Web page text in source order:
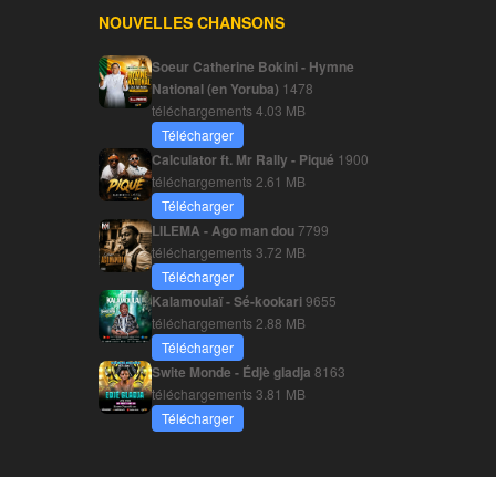
NOUVELLES CHANSONS
Soeur Catherine Bokini - Hymne
National (en Yoruba) 1478
téléchargements4.03 MB
Télécharger
Calculator ft. Mr Rally - Piqué 1900
téléchargements 2.61 MB
Télécharger
LILEMA - Ago man dou7799
téléchargements3.72 MB
Télécharger
Kalamoulaï - Sé-kookari9655
téléchargements 2.88 MB
Télécharger
Swite Monde - Édjè gladja 8163
téléchargements3.81 MB
Télécharger